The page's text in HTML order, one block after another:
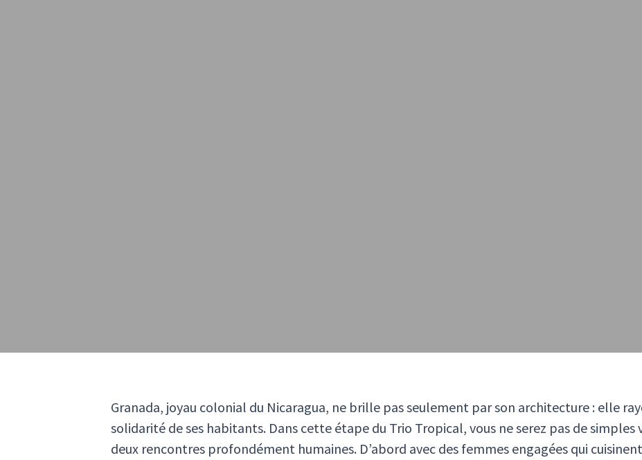
Granada, joyau colonial du Nicaragua, ne brille pas seulement par son architecture : elle
solidarité de ses habitants. Dans cette étape du Trio Tropical, vous ne serez pas de simples
deux rencontres profondément humaines. D’abord avec des femmes engagées qui